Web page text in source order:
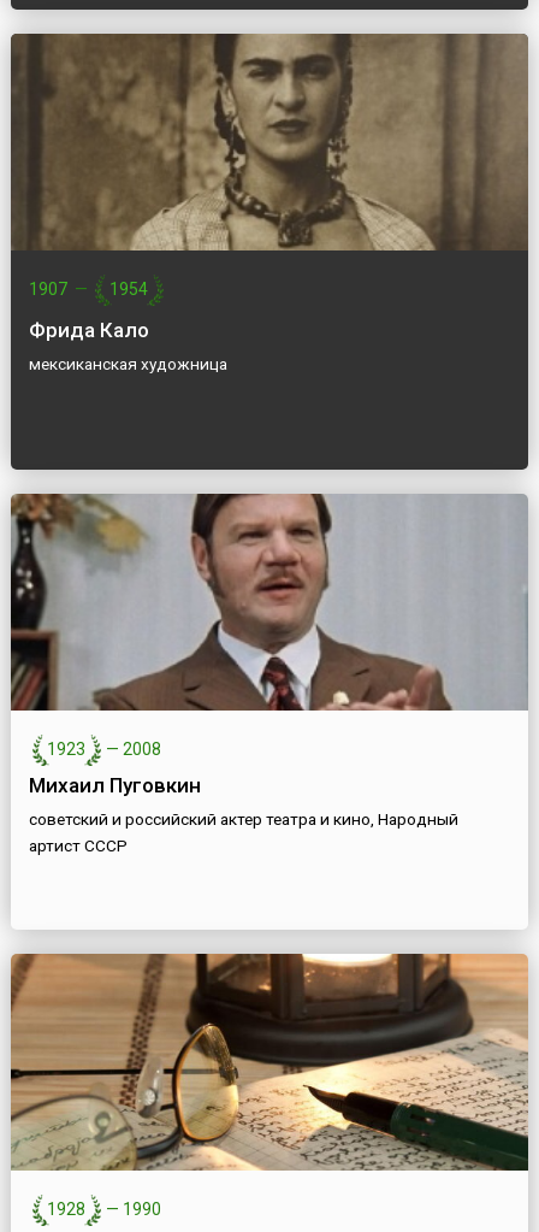
1907 — 1954
Фрида Кало
мексиканская художница
1923 — 2008
Михаил Пуговкин
советский и российский актер театра и кино, Народный
артист СССР
1928 — 1990